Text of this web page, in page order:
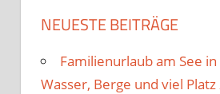
NEUESTE BEITRÄGE
Familienurlaub am See
Wasser, Berge und viel